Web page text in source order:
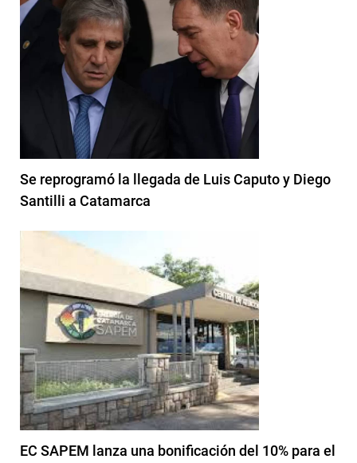
Se reprogramó la llegada de Luis Caputo y Diego
Santilli a Catamarca
EC SAPEM lanza una bonificación del 10% para el